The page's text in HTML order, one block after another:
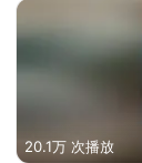
20.1万 次播放